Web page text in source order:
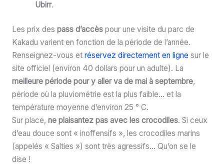
Ubirr.
Les prix des pass d’accèspour une visite du parc de
Kakadu varient en fonction de la période de l’année.
Renseignez-vous et réservez directement en ligne sur le
site officiel (environ 40 dollars pour un adulte). La
meilleure période pour y aller va de mai à septembre,
période où la pluviométrie est la plus faible… et la
température moyenne d’environ 25 ° C.
Sur place, ne plaisantez pas avec les crocodiles. Si ceux
d’eau douce sont « inoffensifs », les crocodiles marins
(appelés « Salties ») sont très agressifs… Qu’on se le
dise !